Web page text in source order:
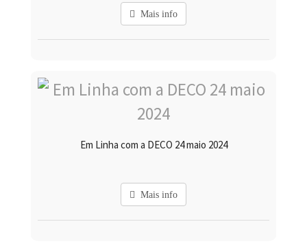
Mais info
Em Linha com a DECO 24 maio 2024
Mais info